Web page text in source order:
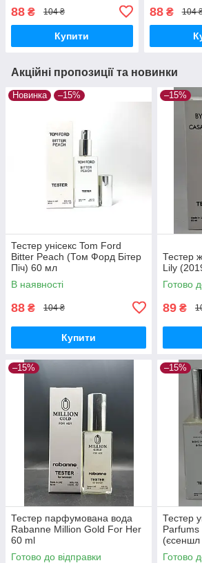
88 ₴ 104 ₴
Купити
88₴ 104
Акційні пропозиції та новинки
Новинка –15%
Тестер унісекс Tom Ford
Bitter Peach (Том Форд Бітер
Піч) 60 мл
В наявності
88 ₴ 104 ₴
Купити
–15%
Тестер
Lily
Готово
89 ₴
–15%
Тестер парфумована вода
Rabanne Million Gold For Her
60 ml
Готово до відправки
–15%
Тестер
Готово